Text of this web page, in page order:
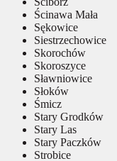
Ścinawa Mała
Sękowice
Siestrzechowice
Skorochów
Skoroszyce
Sławniowice
Słoków
Śmicz
Stary Grodków
Stary Las
Stary Paczków
Strobice